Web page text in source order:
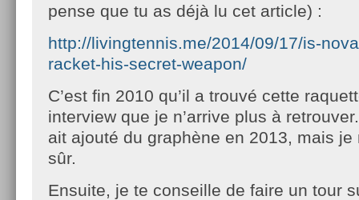
pense que tu as déjà lu cet article) :
http://livingtennis.me/2014/09/17/is-
racket-his-secret-weapon/
C’est fin 2010 qu’il a trouvé cette
interview que je n’arrive plus à
ait ajouté du graphène en 2013, mais je
sûr.
Ensuite, je te conseille de faire un tour